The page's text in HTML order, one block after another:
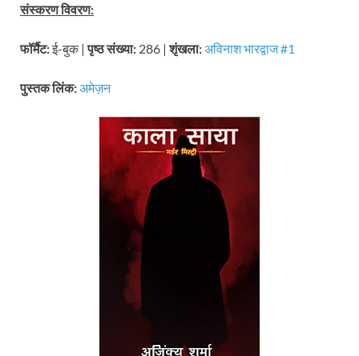
संस्करण विवरण:
फॉर्मैट:ई-बुक |पृष्ठ संख्या: 286 |शृंखला:अविनाश भारद्वाज #1
पुस्तक लिंक:अमेज़न